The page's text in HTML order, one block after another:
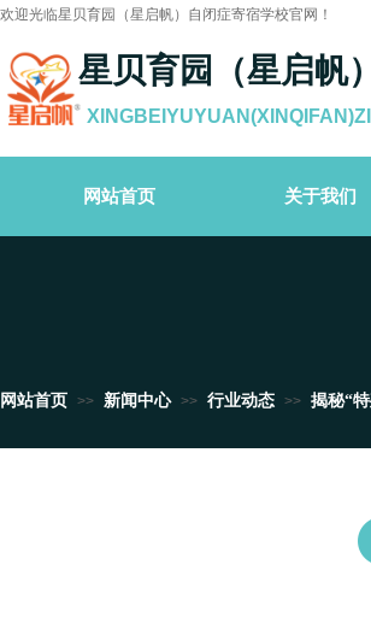
星贝育园（星启帆
欢迎光临星贝育园（星启帆）自闭症寄宿学校官网！
网站首页 关于我们
网站首页 >> 新闻中心 >> 行业动态 >> 揭秘“